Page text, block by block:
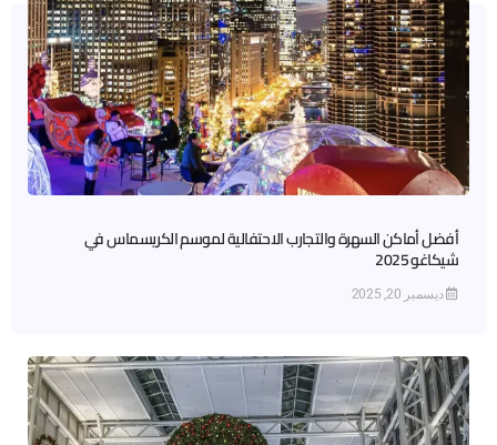
أفضل أماكن السهرة والتجارب الاحتفالية لموسم الكريسماس في
شيكاغو 2025
ديسمبر 20, 2025